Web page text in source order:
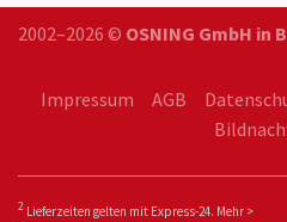
2002–2026 © OSNING GmbH in
Impressum AGB
2 Lieferzeiten gelten mit Express-24. Mehr >